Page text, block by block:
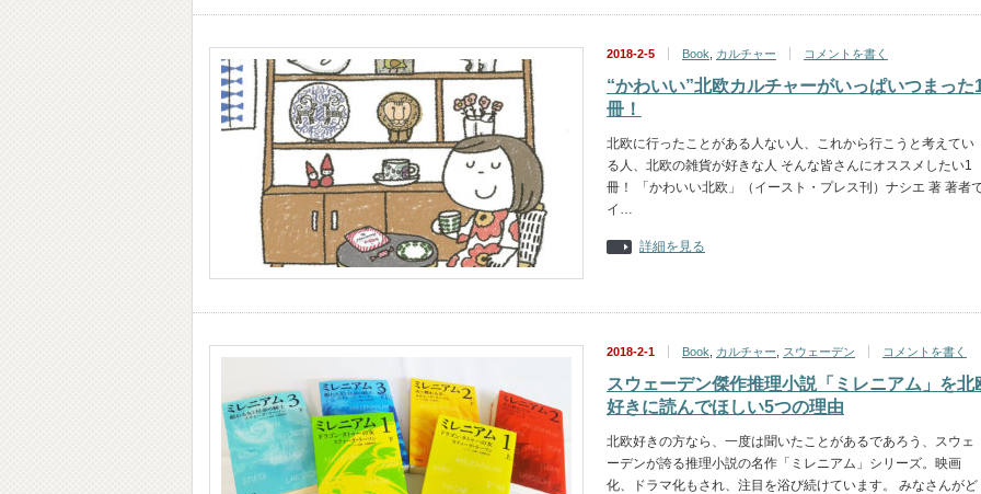
2018-2-5 Book カルチャー コメントを書く
“かわいい”北欧カルチャーがいっぱいつまった
冊！
北欧に行ったことがある人ない人、これから行こうと考えてい
る人、北欧の雑貨が好きな人 そんな皆さんにオススメしたい1
冊！ 「かわいい北欧」（イースト・プレス刊）ナシエ 著 著者
イ…
詳細を見る
2018-2-1 Book カルチャー スウェーデン コメントを書く
スウェーデン傑作推理小説「ミレニアム」を北
好きに読んでほしい5つの理由
北欧好きの方なら、一度は聞いたことがあるであろう、スウェ
ーデンが誇る推理小説の名作「ミレニアム」シリーズ。映画
化、ドラマ化もされ、注目を浴び続けています。 みなさんがど